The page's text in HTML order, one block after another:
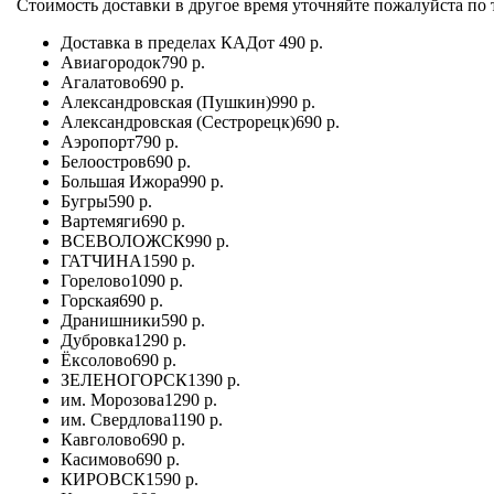
Стоимость доставки в другое время уточняйте пожалуйста
Доставка в пределах КАДот 490 р.
Авиагородок790 р.
Агалатово690 р.
Александровская (Пушкин)990 р.
Александровская (Сестрорецк)690 р.
Аэропорт790 р.
Белоостров690 р.
Большая Ижора990 р.
Бугры590 р.
Вартемяги690 р.
ВСЕВОЛОЖСК990 р.
ГАТЧИНА1590 р.
Горелово1090 р.
Горская690 р.
Дранишники590 р.
Дубровка1290 р.
Ёксолово690 р.
ЗЕЛЕНОГОРСК1390 р.
им. Морозова1290 р.
им. Свердлова1190 р.
Кавголово690 р.
Касимово690 р.
КИРОВСК1590 р.